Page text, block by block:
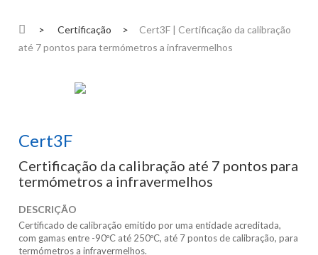
> Certificação >
Cert3F | Certificação da calibração
até 7 pontos para termómetros a infravermelhos
Cert3F
Certificação da calibração até 7 pontos para
termómetros a infravermelhos
DESCRIÇÃO
Certificado de calibração emitido por uma entidade acreditada,
com gamas entre -90ºC até 250ºC, até 7 pontos de calibração, para
termómetros a infravermelhos.